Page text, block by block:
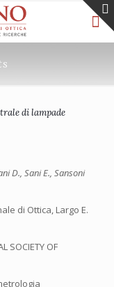
di lampade
D., Sani E., Sansoni
di Ottica, Largo E.
SOCIETY OF